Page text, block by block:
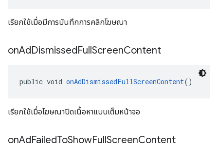
เรียกใช้เมื่อมีการบันทึกการคลิกโฆษณา
onAdDismissedFullScreenContent
public void onAdDismissedFullScreenContent()
เรียกใช้เมื่อโฆษณาปิดเนื้อหาแบบเต็มหน้าจอ
onAdFailedToShowFullScreenContent